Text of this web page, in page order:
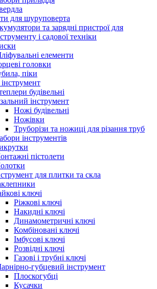
для шуруповерта
та зарядні пристрої для
і садової техніки
елементи
головки
піки
будівельні
інструмент
Ножі будівельні
Ножівки
Труборізи та ножиці для різання труб
інструментів
пістолети
для плитки та скла
ключі
Ріжкові ключі
Накидні ключі
Динамометричні ключі
Комбіновані ключі
Імбусові ключі
Розвідні ключі
Газові і трубні ключі
губцевий інструмент
Плоскогубцi
Кусачки